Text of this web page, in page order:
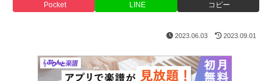
Pocket LINE コピー
2023.06.03 2023.09.01